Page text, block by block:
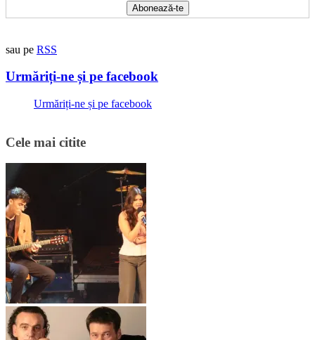
sau pe RSS
Urmăriți-ne și pe facebook
Urmăriți-ne și pe facebook
Cele mai citite